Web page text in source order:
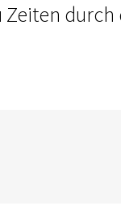
Zeiten